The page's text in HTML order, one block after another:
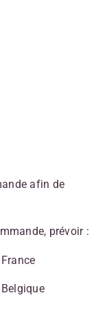
afin de
prévoir :